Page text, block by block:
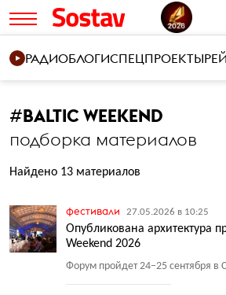
РАДИОБЛОГИСПЕЦПРОЕКТЫ
#BALTIC WEEKEND
подборка материалов
Найдено 13 материалов
фестивали 27.05.2026 в 10:25
Опубликована архитектура
Weekend 2026
Форум пройдет 24−25 сентября в